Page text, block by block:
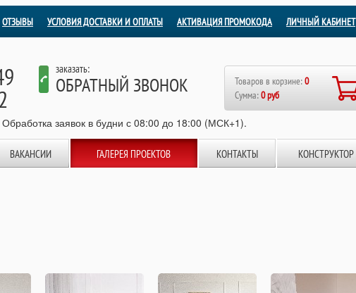
ЛИЧНЫЙ КАБИНЕТ
АКТИВАЦИЯ ПРОМОКОДА
УСЛОВИЯ ДОСТАВКИ И ОПЛАТЫ
ОТЗЫВЫ
заказать:
ОБРАТНЫЙ ЗВОНОК Товаров в корзине:0
Сумма:0 руб
заявок в будни с 08:00 до 18:00 (МСК+1).
ВАКАНСИИ ГАЛЕРЕЯ ПРОЕКТОВ КОНТАКТЫ КОНСТРУКТОР